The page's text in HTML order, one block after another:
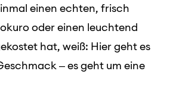
einen echten, frisch
oder einen leuchtend
hat, weiß: Hier geht es
– es geht um eine